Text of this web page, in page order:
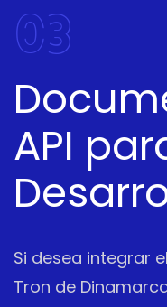
03
API
Si desea integrar
Tron de